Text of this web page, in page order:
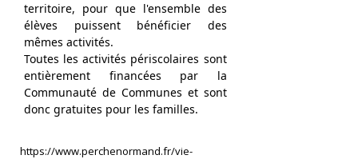
territoire, pour que l'ensemble des
élèves puissent bénéficier des
mêmes activités.
Toutes les activités périscolaires sont
entièrement financées par la
Communauté de Communes et sont
donc gratuites pour les familles.
https://www.perchenormand.fr/vie-